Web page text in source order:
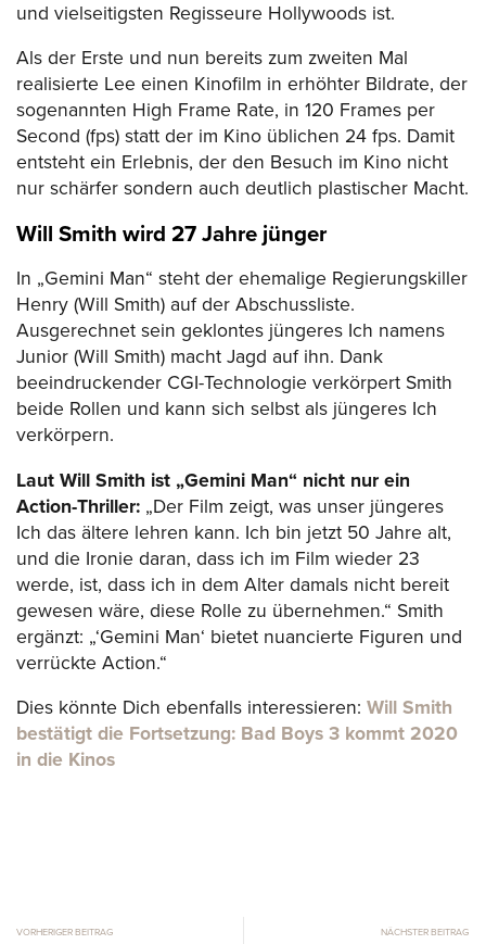
und vielseitigsten Regisseure Hollywoods ist.
Als der Erste und nun bereits zum zweiten Mal
realisierte Lee einen Kinofilm in erhöhter Bildrate, der
sogenannten High Frame Rate, in 120 Frames per
Second (fps) statt der im Kino üblichen 24 fps. Damit
entsteht ein Erlebnis, der den Besuch im Kino nicht
nur schärfer sondern auch deutlich plastischer Macht.
Will Smith wird 27 Jahre jünger
In „Gemini Man“ steht der ehemalige Regierungskiller
Henry (Will Smith) auf der Abschussliste.
Ausgerechnet sein geklontes jüngeres Ich namens
Junior (Will Smith) macht Jagd auf ihn. Dank
beeindruckender CGI-Technologie verkörpert Smith
beide Rollen und kann sich selbst als jüngeres Ich
verkörpern.
Laut Will Smith ist „Gemini Man“ nicht nur ein
Action-Thriller: „Der Film zeigt, was unser jüngeres
Ich das ältere lehren kann. Ich bin jetzt 50 Jahre alt,
und die Ironie daran, dass ich im Film wieder 23
werde, ist, dass ich in dem Alter damals nicht bereit
gewesen wäre, diese Rolle zu übernehmen.“ Smith
ergänzt: „‘Gemini Man‘ bietet nuancierte Figuren und
verrückte Action.“
Dies könnte Dich ebenfalls interessieren: Will Smith
bestätigt die Fortsetzung: Bad Boys 3 kommt 2020
in die Kinos
VORHERIGER BEITRAG NÄCHSTER BEITRAG